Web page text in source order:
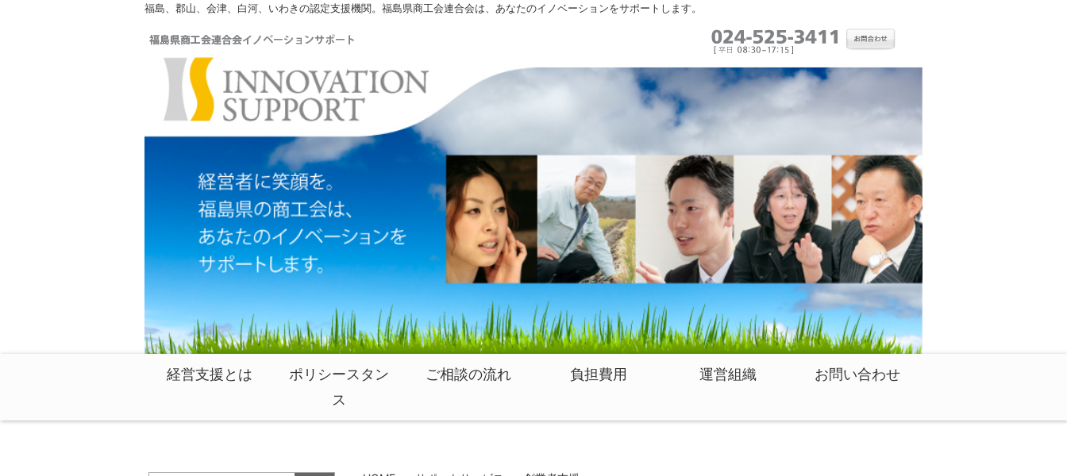
福島、郡山、会津、白河、いわきの認定支援機関。福島県商工会連合会は、あなたのイノベーションをサポートします。
経営支援とは
ポリシースタン
ス
ご相談の流れ 負担費用 運営組織 お問い合わせ